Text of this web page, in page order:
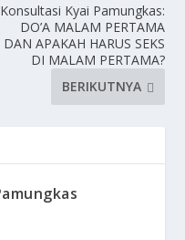
Konsultasi Kyai Pamungkas:
DO’A MALAM PERTAMA
DAN APAKAH HARUS SEKS
DI MALAM PERTAMA?
BERIKUTNYA